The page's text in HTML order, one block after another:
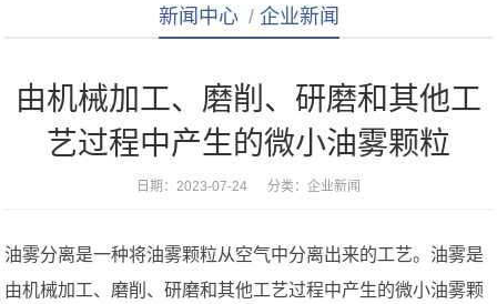
新闻中心 / 企业新闻
由机械加工、磨削、研磨和其他工
艺过程中产生的微小油雾颗粒
日期：2023-07-24 分类： 企业新闻
油雾分离是一种将油雾颗粒从空气中分离出来的工艺。油雾是
由机械加工、磨削、研磨和其他工艺过程中产生的微小油雾颗